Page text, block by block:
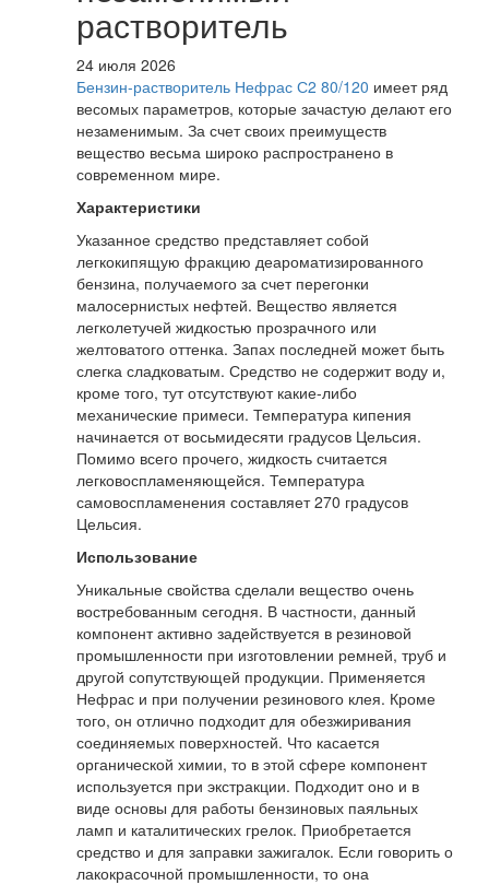
растворитель
24 июля 2026
Бензин-растворитель Нефрас С2 80/120 имеет ряд
весомых параметров, которые зачастую делают его
незаменимым. За счет своих преимуществ
вещество весьма широко распространено в
современном мире.
Характеристики
Указанное средство представляет собой
легкокипящую фракцию деароматизированного
бензина, получаемого за счет перегонки
малосернистых нефтей. Вещество является
легколетучей жидкостью прозрачного или
желтоватого оттенка. Запах последней может быть
слегка сладковатым. Средство не содержит воду и,
кроме того, тут отсутствуют какие-либо
механические примеси. Температура кипения
начинается от восьмидесяти градусов Цельсия.
Помимо всего прочего, жидкость считается
легковоспламеняющейся. Температура
самовоспламенения составляет 270 градусов
Цельсия.
Использование
Уникальные свойства сделали вещество очень
востребованным сегодня. В частности, данный
компонент активно задействуется в резиновой
промышленности при изготовлении ремней, труб и
другой сопутствующей продукции. Применяется
Нефрас и при получении резинового клея. Кроме
того, он отлично подходит для обезжиривания
соединяемых поверхностей. Что касается
органической химии, то в этой сфере компонент
используется при экстракции. Подходит оно и в
виде основы для работы бензиновых паяльных
ламп и каталитических грелок. Приобретается
средство и для заправки зажигалок. Если говорить о
лакокрасочной промышленности, то она